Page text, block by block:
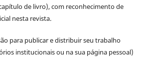
de livro), com reconhecimento de
nesta revista.
para publicar e distribuir seu trabalho
institucionais ou na sua página pessoal)